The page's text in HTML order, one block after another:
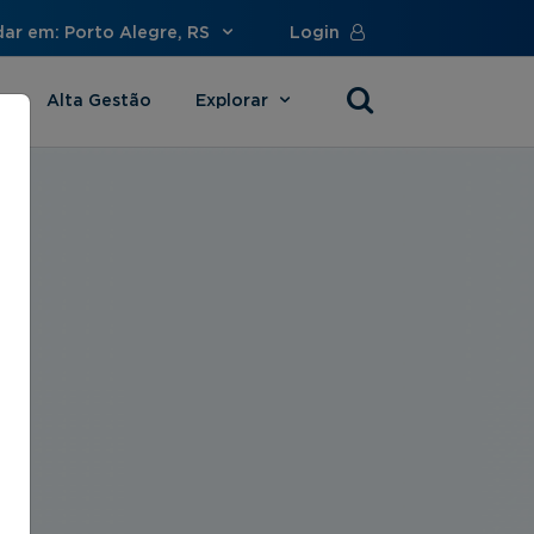
em: Porto Alegre, RS Login
Alta Gestão Explorar